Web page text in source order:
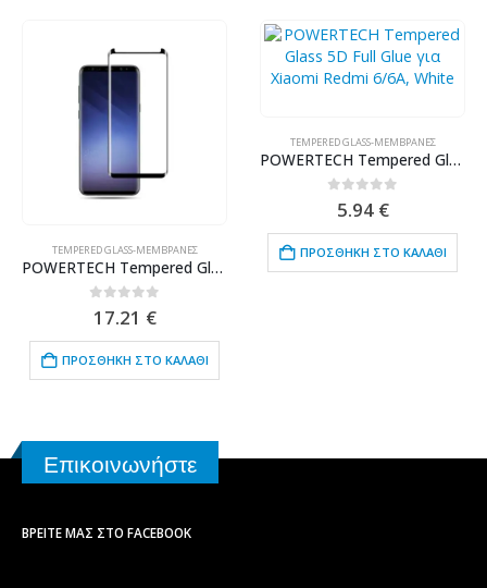
TEMPERED GLASS-ΜΕΜΒΡΆΝΕΣ
POWERTECH Tempered Glass 3D, Mini, Full glue, για Samsung S9, Black
0out of 5
17.21 €
ΠΡΟΣΘΉΚΗ ΣΤΟ ΚΑΛΆΘΙ
TEMPERED GLASS-ΜΕΜΒΡΆΝΕΣ
POWERTECH Tempered Glass 5D Full Glue για Xiaomi Redmi 6/6A, White
out of 5
5.94 €
ΠΡΟΣΘΉΚΗ ΣΤΟ ΚΑΛΆΘΙ
Επικοινωνήστε
ΒΡΕΊΤΕ ΜΑΣ ΣΤΟ FACEBOOK